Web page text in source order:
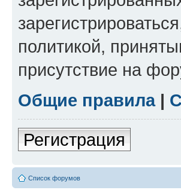
политикой,
присутствие на
Общие правила|
Регистрация
Список форумов